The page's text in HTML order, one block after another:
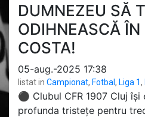
DUMNEZEU SĂ
ODIHNEASCĂ ÎN
COSTA!
05-aug.-2025 17:38
listat in Campionat, Fotbal , Liga 1,
⚫ Clubul CFR 1907 Cluj
profunda tristețe pentru